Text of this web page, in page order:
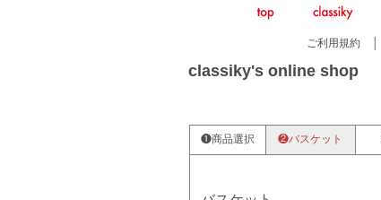
ご利用規約
classiky's online shop
❶商品選択 ❷バスケット